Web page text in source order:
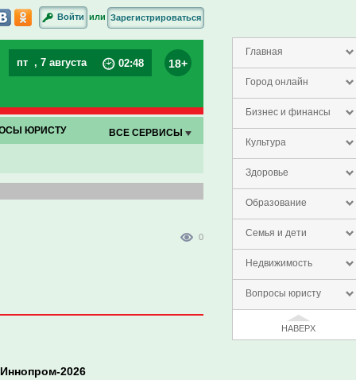
Главная
Город онлайн
Бизнес и финансы
Культура
Здоровье
Образование
Семья и дети
Недвижимость
Вопросы юристу
НАВЕРХ
Войти или Зарегистрироваться
пт , 7 августа 02:48 18+
ЮРИСТУ ВСЕ СЕРВИСЫ
0
2026